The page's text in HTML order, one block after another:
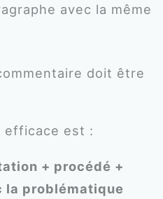
avec la même
doit être
efficace est :
+ procédé +
la problématique